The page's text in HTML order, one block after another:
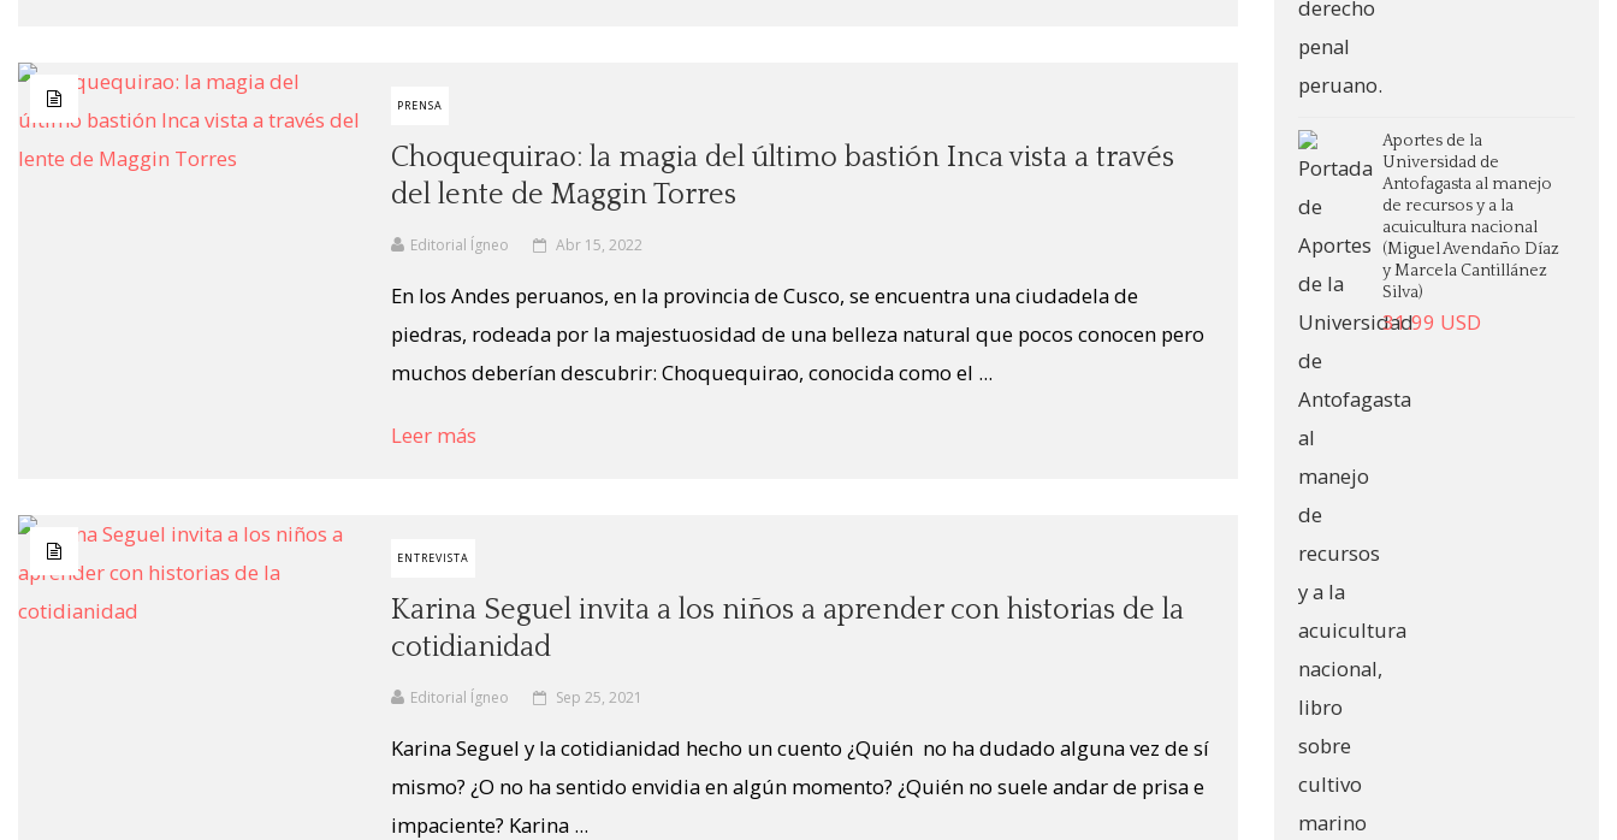
PRENSA
Choquequirao: la magia del último bastión Inca vista a través
del lente de Maggin Torres
Editorial Ígneo Abr 15, 2022
En los Andes peruanos, en la provincia de Cusco, se encuentra una ciudadela de
piedras, rodeada por la majestuosidad de una belleza natural que pocos conocen pero
muchos deberían descubrir: Choquequirao, conocida como el ...
Leer más
ENTREVISTA
Karina Seguel invita a los niños a aprender con historias de la
cotidianidad
Editorial Ígneo Sep 25, 2021
Karina Seguel y la cotidianidad hecho un cuento ¿Quién no ha dudado alguna vez de sí
mismo? ¿O no ha sentido envidia en algún momento? ¿Quién no suele andar de prisa e
impaciente? Karina ...
Aportes de la
Universidad de
Antofagasta al manejo
de recursos y a la
acuicultura nacional
(Miguel Avendaño Díaz
y Marcela Cantillánez
Silva)
31.99 USD